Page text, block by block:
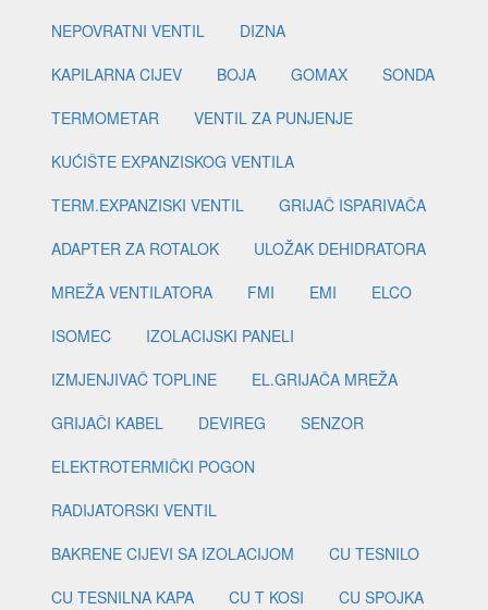
NEPOVRATNI VENTIL
DIZNA
KAPILARNA CIJEV
BOJA GOMAX
SONDA
TERMOMETAR
VENTIL ZA PUNJENJE
KUĆIŠTE EXPANZISKOG VENTILA
TERM.EXPANZISKI VENTIL
GRIJAČ ISPARIVAČA
ADAPTER ZA ROTALOK
ULOŽAK DEHIDRATORA
MREŽA VENTILATORA
FMI EMI
ELCO
ISOMEC
IZOLACIJSKI PANELI
IZMJENJIVAČ TOPLINE
EL.GRIJAČA MREŽA
GRIJAČI KABEL
DEVIREG
SENZOR
ELEKTROTERMIČKI POGON
RADIJATORSKI VENTIL
BAKRENE CIJEVI SA IZOLACIJOM
CU TESNILO
CU TESNILNA KAPA
CU T KOSI
CU SPOJKA